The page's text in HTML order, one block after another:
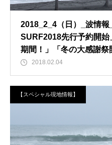
2018_2_4（日）_波情
SURF2018先行予約開
期間！」「冬の大感謝祭
2018.02.04
【スペシャル現地情報】